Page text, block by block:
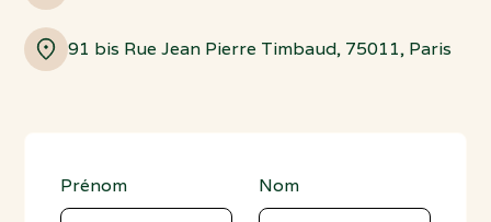
91 bis Rue Jean Pierre Timbaud, 75011, Paris
Prénom Nom